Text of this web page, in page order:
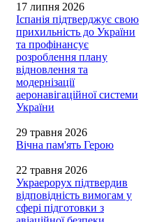
17 липня 2026
Іспанія підтверджує свою
прихильність до України
та профінансує
розроблення плану
відновлення та
модернізації
аеронавігаційної системи
України
29 травня 2026
Вічна пам'ять Герою
22 травня 2026
Украерорух підтвердив
відповідність вимогам у
сфері підготовки з